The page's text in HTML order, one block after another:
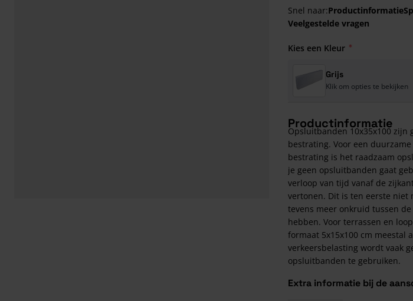
Snel naar:Productinformatie
Veelgestelde vragen
Kies een Kleur
Grijs
Klik om opties te bekijken
Productinformatie
Opsluitbanden 10x35x100 zijn
bestrating. Voor een
bestrating is het raadzaam
je geen opsluitbanden gaat
verloop van tijd vanaf de
vertonen. Dit is ten eerste niet
tevens meer onkruid tussen
hebben. Voor terrassen en
formaat 5x15x100 cm meestal
verkeersbelasting wordt vaak
opsluitbanden te gebruiken.
Extra informatie bij de